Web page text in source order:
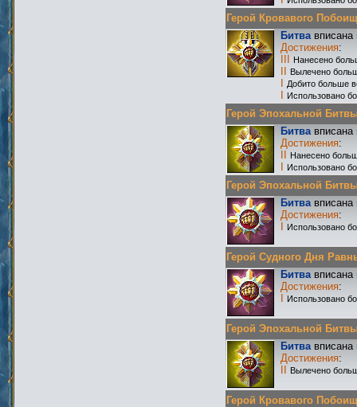
Герой Кровавого
Битвавписана
Достижения:
Нанесено
Вылечено
Добито больше
Использовано
Герой Эпохальной
Битвавписана
Достижения:
Нанесено
Использовано
Герой Эпохальной
Битвавписана
Достижения:
Использовано
Герой Судного Дня
Битвавписана
Достижения:
Использовано
Герой Эпохальной
Битвавписана
Достижения:
Вылечено
Герой Кровавого